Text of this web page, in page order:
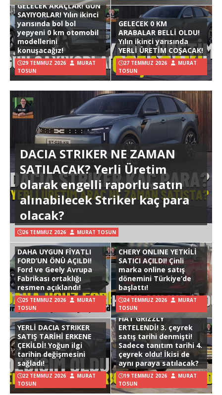
GELECEK ARAÇLAR! GÜN
SAYIYORLAR! Yılın ikinci
yarısında bol bol
yepyeni 0 km otomobil
modellerini
konuşacağız!
29 TEMMUZ 2026
MURAT
TOSUN
GELECEK 0 KM
ARABALAR BELLİ OLDU!
Yılın ikinci yarısında
YERLİ ÜRETİM COŞACAK!
27 TEMMUZ 2026
MURAT
TOSUN
DACIA STRIKER NE ZAMAN
SATILACAK? Yerli Üretim
olarak engelli raporlu satın
alınabilecek Striker kaç para
olacak?
26 TEMMUZ 2026 MURAT TOSUN
DAHA UYGUN FİYATLI
FORD’UN ÖNÜ AÇILDI!
Ford ve Geely Avrupa
Fabrikası ortaklığı
resmen açıklandı!
25 TEMMUZ 2026
MURAT
TOSUN
CHERY ONLINE YETKİLİ
SATICI AÇILDI! Çinli
marka online satış
dönemini Türkiye’de
başlattı!
24 TEMMUZ 2026
MURAT
TOSUN
YERLİ DACIA STRIKER
SATIŞ TARİHİ ERKENE
ÇEKİLDİ! Yoğun ilgi
tarihin değişmesini
sağladı!
22 TEMMUZ 2026
MURAT
TOSUN
FIAT GRIZZLY
ERTELENDİ! 3. çeyrek
satış tarihi denmişti!
Sadece tanıtım tarihi 4.
çeyrek oldu! İkisi de
aynı paraya satılacak?
19 TEMMUZ 2026
MURAT
TOSUN